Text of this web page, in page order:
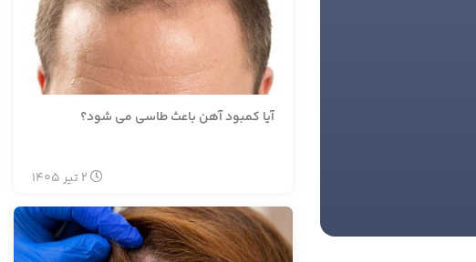
آیا کمبود آهن باعث طاسی می شود؟
2 تیر1405